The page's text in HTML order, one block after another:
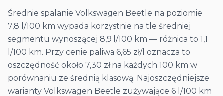
Średnie spalanie Volkswagen Beetle na poziomie
7,8 l/100 km wypada korzystnie na tle średniej
segmentu wynoszącej 8,9 l/100 km — różnica to 1,1
l/100 km. Przy cenie paliwa 6,65 zł/l oznacza to
oszczędność około 7,30 zł na każdych 100 km w
porównaniu ze średnią klasową. Najoszczędniejsze
warianty Volkswagen Beetle zużywające 6 l/100 km